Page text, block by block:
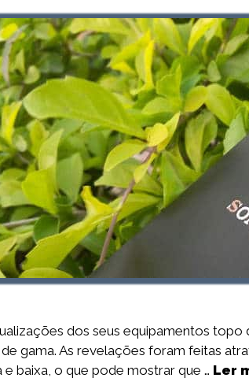
dos seus equipamentos topo
gama. As revelações foram feitas
baixa, o que pode mostrar que … Ler